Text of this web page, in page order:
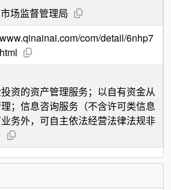
场监督管理局
com/detail/6nhp7
资的资产管理服务；以自有资金从
；信息咨询服务（不含许可类信息
务外，可自主依法经营法律法规非